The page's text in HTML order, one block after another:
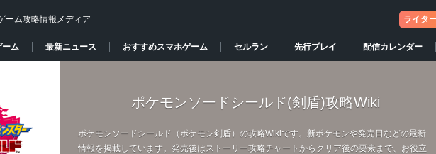
ーム攻略情報メディア ライタ
ーム 最新ニュース おすすめスマホゲーム セルラン 先行プレイ 配信カレンダー
ポケモンソードシールド(剣盾)攻略Wiki
ポケモンソードシールド（ポケモン剣盾）の攻略Wikiです。新ポケモンや発売日などの最新
情報を掲載しています。発売後はストーリー攻略チャートからクリア後の要素まで、お役立